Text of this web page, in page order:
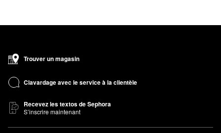
Trouver un magasin
Clavardage avec le service à la clientèle
Recevez les textos de Sephora
S’inscrire maintenant